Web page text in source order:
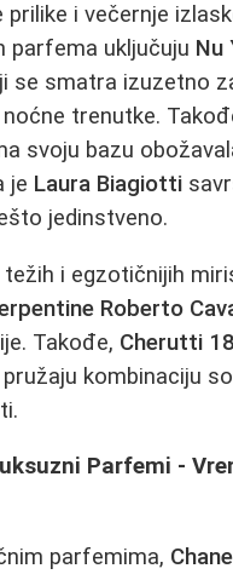
prilike i večernje
parfema uključuju Nu
se smatra izuzetno
trenutke.
svoju bazu
je Laura Biagiotti
jedinstveno.
i egzotičnijih
Roberto
Takođe, Cherutti
pružaju kombinaciju
Parfemi -
parfemima,